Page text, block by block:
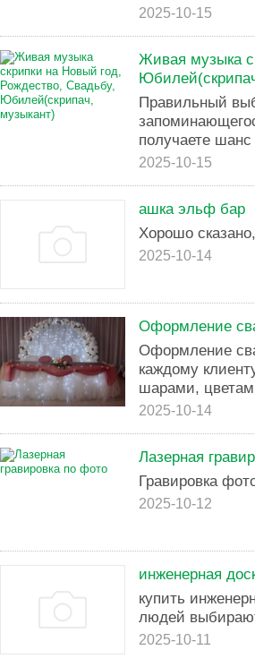
2025-10-15
Живая музыка
Правильный
получаете
2025-10-15
ашка эльф бар
Хорошо
2025-10-14
Оформление
Оформление
каждому
шарами,
2025-10-14
Лазерная
Гравировка
2025-10-12
инженерная
купить
людей
2025-10-11